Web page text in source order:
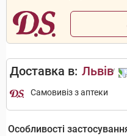
Доставка в: Львів
Самовивіз з аптеки
Особливості